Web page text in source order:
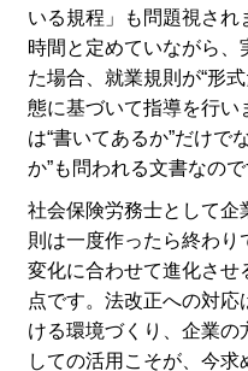
いる規程」も問題視さ
時間と定めていながら、
た場合、就業規則が“形
態に基づいて指導を行い
は“書いてあるか”だけで
か”も問われる文書なので
社会保険労務士として企
則は一度作ったら終わ
変化に合わせて進化させ
点です。法改正への対
ける環境づくり、企業の
しての活用こそが、今